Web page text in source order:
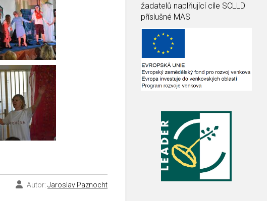
Autor: Jaroslav Paznocht
žadatelů naplňující cíle SCLLD
příslušné MAS